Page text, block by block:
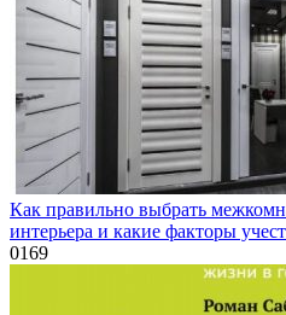
Как правильно выбрать
интерьера и какие факторы
0169